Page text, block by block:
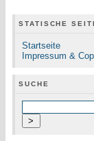
STATISCHE
Startseite
Impressum &
SUCHE